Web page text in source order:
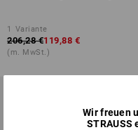
1 Variante
206,28 €119,88 €
(m. MwSt.)
Wir freuen
STRAUSS